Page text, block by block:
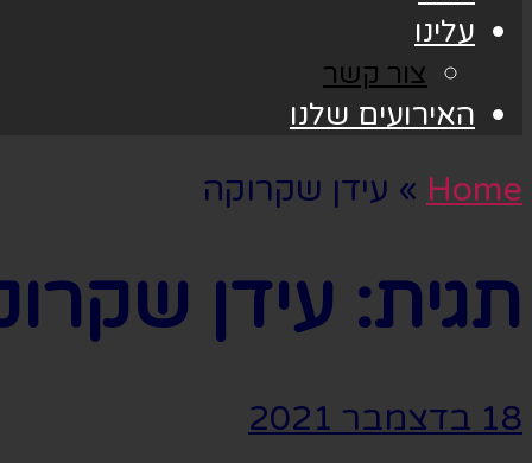
עלינו
צור קשר
האירועים שלנו
Home
» עידן שקרוקה
תגית: עידן
18 בדצמבר 2021